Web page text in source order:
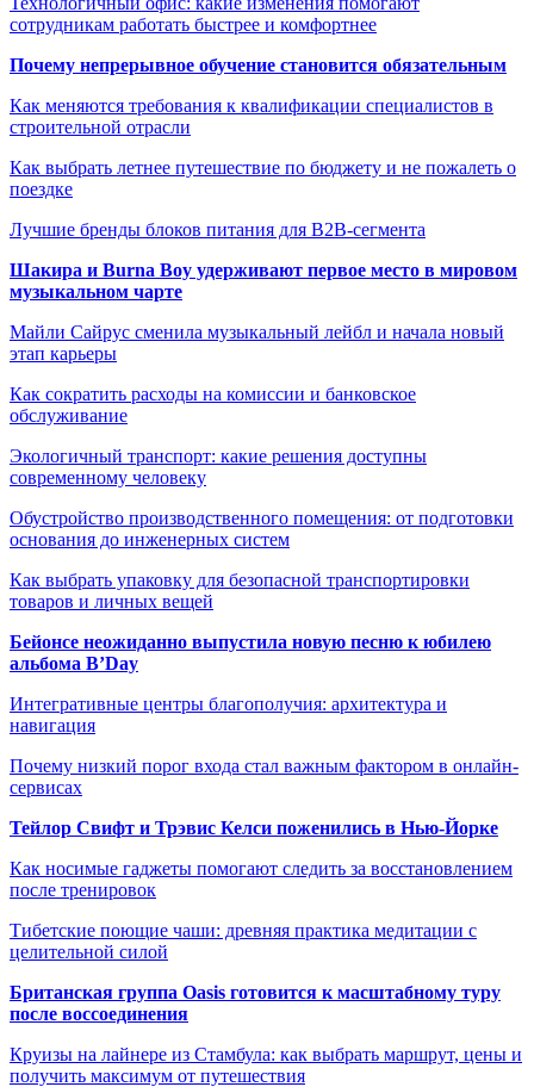
сотрудникам работать быстрее и комфортнее
Почему непрерывное обучение становится обязательным
Как меняются требования к квалификации специалистов в
строительной отрасли
Как выбрать летнее путешествие по бюджету и не пожалеть о
поездке
Лучшие бренды блоков питания для B2B-сегмента
Шакира и Burna Boy удерживают первое место в мировом
музыкальном чарте
Майли Сайрус сменила музыкальный лейбл и начала новый
этап карьеры
Как сократить расходы на комиссии и банковское
обслуживание
Экологичный транспорт: какие решения доступны
современному человеку
Обустройство производственного помещения: от подготовки
основания до инженерных систем
Как выбрать упаковку для безопасной транспортировки
товаров и личных вещей
Бейонсе неожиданно выпустила новую песню к юбилею
альбома B’Day
Интегративные центры благополучия: архитектура и
навигация
Почему низкий порог входа стал важным фактором в онлайн-
сервисах
Тейлор Свифт и Трэвис Келси поженились в Нью-Йорке
Как носимые гаджеты помогают следить за восстановлением
после тренировок
Тибетские поющие чаши: древняя практика медитации с
целительной силой
Британская группа Oasis готовится к масштабному туру
после воссоединения
Круизы на лайнере из Стамбула: как выбрать маршрут, цены и
получить максимум от путешествия